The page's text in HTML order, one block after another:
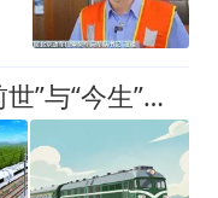
中国科 “迹”｜复兴号的“前世”与“今生”（上）